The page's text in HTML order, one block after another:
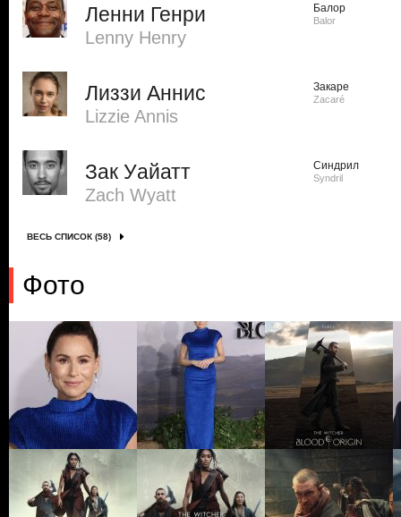
Ленни Генри
Lenny Henry
Балор
Balor
Лиззи Аннис
Lizzie Annis
Закаре
Zacaré
Зак Уайатт
Zach Wyatt
Синдрил
Syndril
ВЕСЬ СПИСОК (58)
Фото